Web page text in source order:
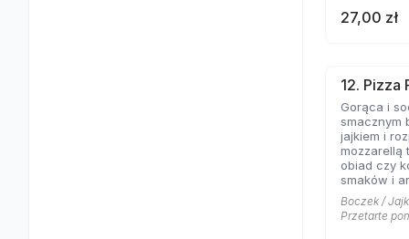
oraz
prawdziwa
dla osób,
pysznego i
Zamów
już dziś i
smakiem
ulubione
27,00 zł
12. Pizza
Gorąca i
smacznym
jajkiem i
mozzarellą
obiad czy
smaków i
pizza jest
doznaniem
Zamów już
Boczek /
Przetarte